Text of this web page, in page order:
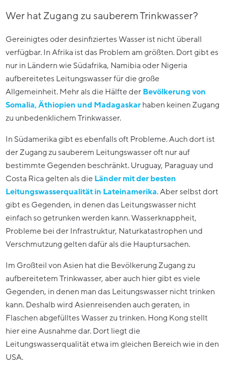
Wer hat Zugang zu sauberem Trinkwasser?
Gereinigtes oder desinfiziertes Wasser ist nicht überall
verfügbar. In Afrika ist das Problem am größten. Dort gibt es
nur in Ländern wie Südafrika, Namibia oder Nigeria
aufbereitetes Leitungswasser für die große
Allgemeinheit. Mehr als die Hälfte der Bevölkerung von
Somalia, Äthiopien und Madagaskar haben keinen Zugang
zu unbedenklichem Trinkwasser.
In Südamerika gibt es ebenfalls oft Probleme. Auch dort ist
der Zugang zu sauberem Leitungswasser oft nur auf
bestimmte Gegenden beschränkt. Uruguay, Paraguay und
Costa Rica gelten als die Länder mit der besten
Leitungswasserqualität in Lateinamerika. Aber selbst dort
gibt es Gegenden, in denen das Leitungswasser nicht
einfach so getrunken werden kann. Wasserknappheit,
Probleme bei der Infrastruktur, Naturkatastrophen und
Verschmutzung gelten dafür als die Hauptursachen.
Im Großteil von Asien hat die Bevölkerung Zugang zu
aufbereitetem Trinkwasser, aber auch hier gibt es viele
Gegenden, in denen man das Leitungswasser nicht trinken
kann. Deshalb wird Asienreisenden auch geraten, in
Flaschen abgefülltes Wasser zu trinken. Hong Kong stellt
hier eine Ausnahme dar. Dort liegt die
Leitungswasserqualität etwa im gleichen Bereich wie in den
USA.